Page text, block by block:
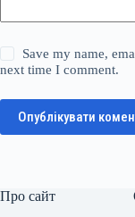
Save my name,
next time I comment.
Опублікувати
Про сайт